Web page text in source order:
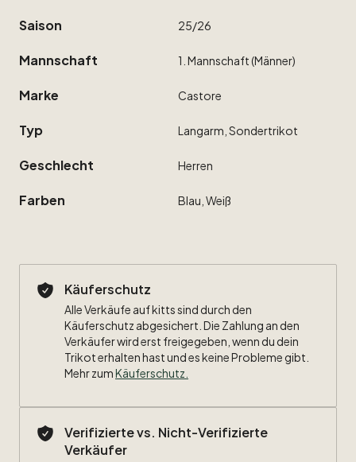
Saison 25​/​26
Mannschaft 1. Mannschaft(Männer)
Marke Castore
Typ Langarm, Sondertrikot
Geschlecht Herren
Farben Blau, Weiß
Käuferschutz
Alle Verkäufe auf kitts sind durch den
Käuferschutz abgesichert. Die Zahlung an den
Verkäufer wird erst freigegeben, wenn du dein
Trikot erhalten hast und es keine Probleme gibt.
Mehr zumKäuferschutz
Verifizierte vs. Nicht-Verifizierte
Verkäufer